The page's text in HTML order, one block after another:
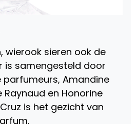
wierook sieren ook de
is samengesteld door
parfumeurs, Amandine
Raynaud en Honorine
is het gezicht van